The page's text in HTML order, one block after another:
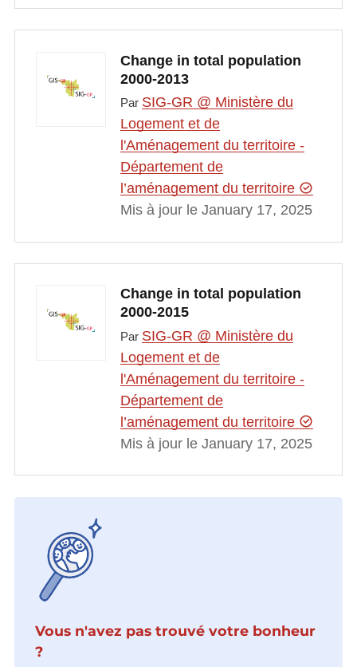
Change in total population
2000-2013
Par SIG-GR @ Ministère du
Logement et de
l'Aménagement du territoire -
Département de
l’aménagement du territoire
Mis à jour le January 17, 2025
Change in total population
2000-2015
Par SIG-GR @ Ministère du
Logement et de
l'Aménagement du territoire -
Département de
l’aménagement du territoire
Mis à jour le January 17, 2025
Vous n'avez pas trouvé votre bonheur
?